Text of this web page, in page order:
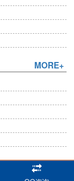
MORE+
(严禁抄